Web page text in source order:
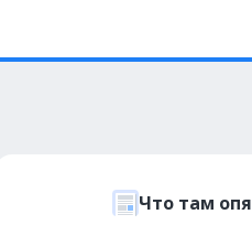
Что там